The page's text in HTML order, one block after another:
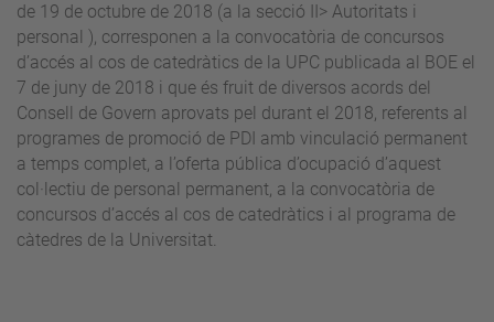
de 19 de octubre de 2018 (a la secció II> Autoritats i
personal ), corresponen a la convocatòria de concursos
d’accés al cos de catedràtics de la UPC publicada al BOE el
7 de juny de 2018 i que és fruit de diversos acords del
Consell de Govern aprovats pel durant el 2018, referents al
programes de promoció de PDI amb vinculació permanent
a temps complet, a l’oferta pública d’ocupació d’aquest
col·lectiu de personal permanent, a la convocatòria de
concursos d’accés al cos de catedràtics i al programa de
càtedres de la Universitat.